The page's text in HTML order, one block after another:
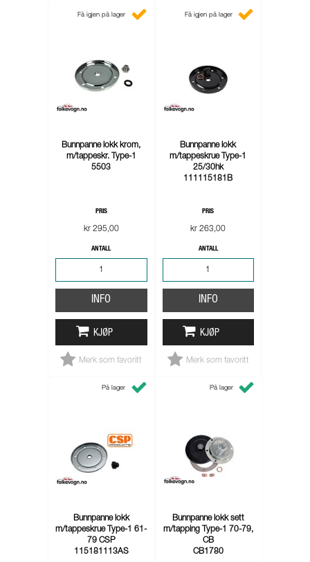
Få igjen på lager
Bunnpanne lokk krom,
m/tappeskr. Type-1
5503
PRIS
kr 295,00
ANTALL
INFO
KJØP
Merk som favoritt
Få igjen på lager
Bunnpanne lokk
m/tappeskrue Type-1
25/30hk
111115181B
PRIS
kr 263,00
ANTALL
INFO
KJØP
Merk som favoritt
På lager
Bunnpanne lokk
m/tappeskrue Type-1 61-
79 CSP
115181113AS
På lager
Bunnpanne lokk sett
m/tapping Type-1 70-79,
CB
CB1780